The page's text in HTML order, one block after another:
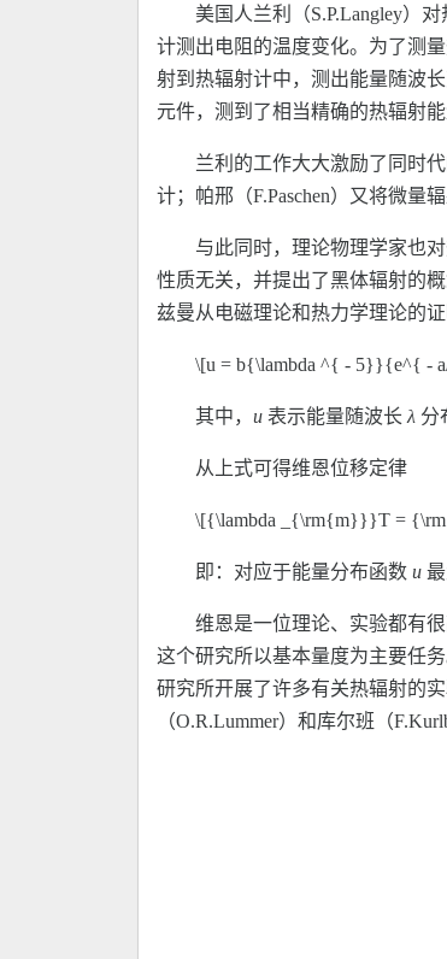
美国人兰利（S.P.Langley）
计测出电阻的温度变化。为了测
射到热辐射计中，测出能量随波
元件，测到了相当精确的热辐射能
兰利的工作大大激励了同时
计；帕邢（F.Paschen）又将微量
与此同时，理论物理学家也
性质无关，并提出了黑体辐射的
兹曼从电磁理论和热力学理论的
\[u = b{\lambda ^{ - 5}}{e^{ -
其中， u 表示能量随波长 λ 分
从上式可得维恩位移定律
\[{\lambda _{\rm{m}}}T =
即：对应于能量分布函数 u
维恩是一位理论、实验都有很
这个研究所以基本量度为主要任
研究所开展了许多有关热辐射的
（O.R.Lummer）和库尔班（